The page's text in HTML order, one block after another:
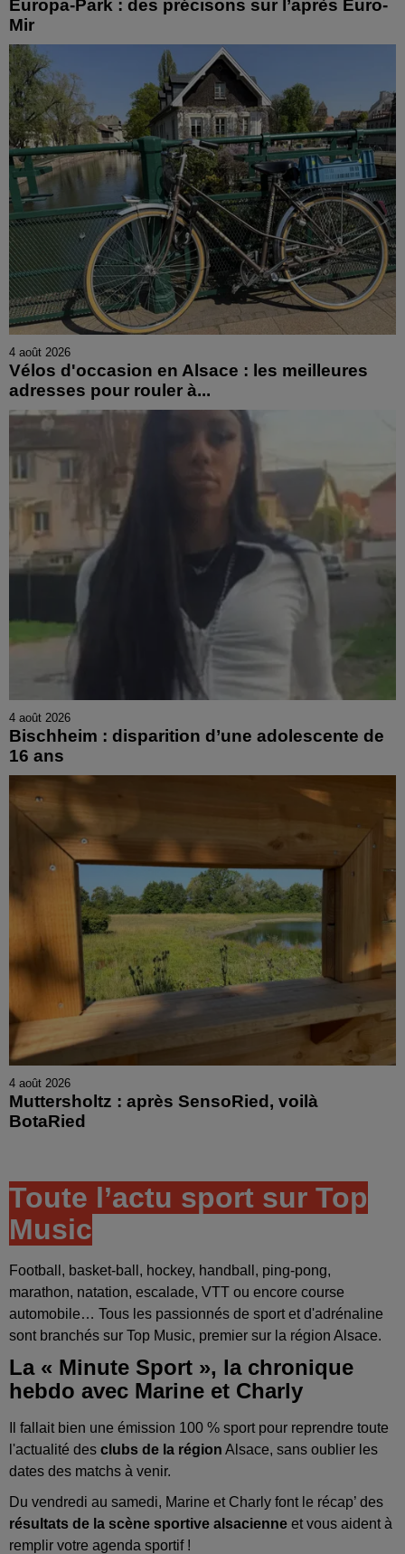
Europa-Park : des précisons sur l’après Euro-
Mir
4 août 2026
Vélos d'occasion en Alsace : les meilleures
adresses pour rouler à...
4 août 2026
Bischheim : disparition d’une adolescente de
16 ans
4 août 2026
Muttersholtz : après SensoRied, voilà
BotaRied
Toute l’actu sport sur Top
Music
Football, basket-ball, hockey, handball, ping-pong,
marathon, natation, escalade, VTT ou encore course
automobile… Tous les passionnés de sport et d'adrénaline
sont branchés sur Top Music, premier sur la région Alsace.
La « Minute Sport », la chronique
hebdo avec Marine et Charly
Il fallait bien une émission 100 % sport pour reprendre toute
l'actualité des clubs de la région Alsace, sans oublier les
dates des matchs à venir.
Du vendredi au samedi, Marine et Charly font le récap’ des
résultats de la scène sportive alsacienne et vous aident à
remplir votre agenda sportif !